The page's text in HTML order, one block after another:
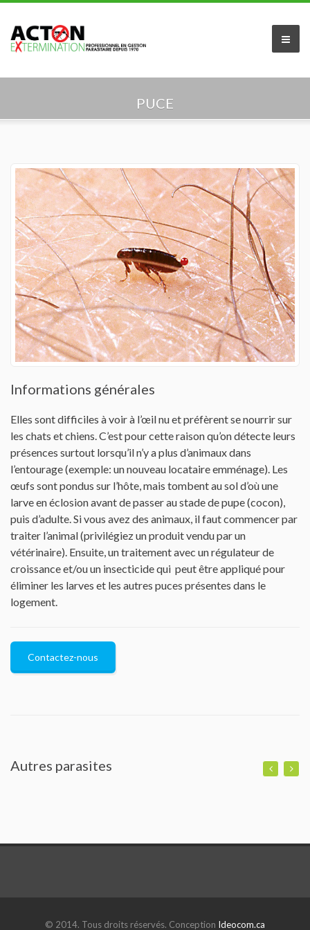
Secteur résidentiel
Secteur commercial
Industriel et Agricole
Indentification du parasite
Contactez-nous
PUCE
Informations générales
Elles sont difficiles à voir à l’œil nu et préfèrent se nourrir sur
les chats et chiens. C’est pour cette raison qu’on détecte leurs
présences surtout lorsqu’il n’y a plus d’animaux dans
l’entourage (exemple: un nouveau locataire emménage). Les
œufs sont pondus sur l’hôte, mais tombent au sol d’où une
larve en éclosion avant de passer au stade de pupe (cocon),
puis d’adulte. Si vous avez des animaux, il faut commencer par
traiter l’animal (privilégiez un produit vendu par un
vétérinaire). Ensuite, un traitement avec un régulateur de
croissance et/ou un insecticide qui peut être appliqué pour
éliminer les larves et les autres puces présentes dans le
logement.
Contactez-nous
Autres parasites
© 2014. Tous droits réservés. Conception Ideocom.ca